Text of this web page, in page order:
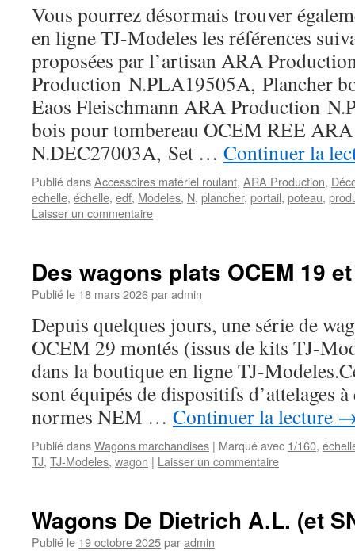
Vous pourrez désormais trouver
en ligne TJ-Modeles les références
proposées par l’artisan ARA
Production N.PLA19505A, Plancher
Eaos Fleischmann ARA Production
bois pour tombereau OCEM REE
N.DEC27003A, Set … Continuer la
Publié dansAccessoires matériel roulant, ARA Production,
echelle, échelle, edf, Modeles, N, plancher, portail, poteau,
Laisser un commentaire
Des wagons plats OCEM 19
Publié le 18 mars 2026paradmin
Depuis quelques jours, une série de
OCEM 29 montés (issus de kits TJ-
dans la boutique en ligne TJ-
sont équipés de dispositifs d’attelages
normes NEM … Continuer la lecture
Publié dansWagons marchandises | Marqué avec 1/160,
TJ, TJ-Modeles, wagon | Laisser un commentaire
Wagons De Dietrich A.L. (et
Publié le 19 octobre 2025paradmin